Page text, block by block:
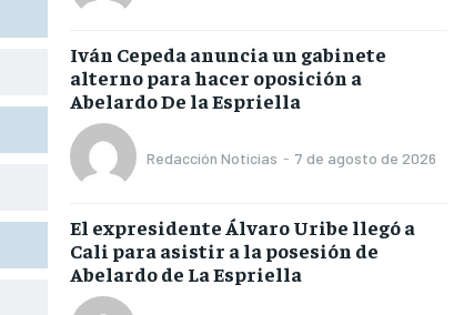
Iván Cepeda anuncia un gabinete
alterno para hacer oposición a
Abelardo De la Espriella
Redacción Noticias - 7 de agosto de 2026
El expresidente Álvaro Uribe llegó a
Cali para asistir a la posesión de
Abelardo de La Espriella